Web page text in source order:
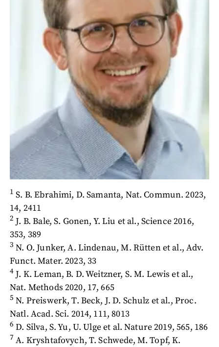
1 S. B. Ebrahimi, D. Samanta, Nat. Commun. 2023,
14, 2411
2J. B. Bale, S. Gonen, Y. Liu et al., Science 2016,
353, 389
3N. O. Junker, A. Lindenau, M. Rütten et al., Adv.
Funct. Mater. 2023, 33
4J. K. Leman, B. D. Weitzner, S. M. Lewis et al.,
Nat. Methods 2020, 17, 665
5N. Preiswerk, T. Beck, J. D. Schulz et al., Proc.
Natl. Acad. Sci. 2014, 111, 8013
6D. Silva, S. Yu, U. Ulge et al. Nature 2019, 565, 186
7 A. Kryshtafovych, T. Schwede, M. Topf, K.